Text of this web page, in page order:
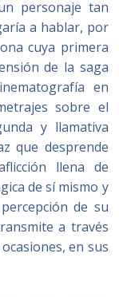
personaje tan
a hablar, por
cuya primera
de la saga
en
sobre el
y llamativa
que desprende
llena de
de sí mismo y
de su
a través
en sus